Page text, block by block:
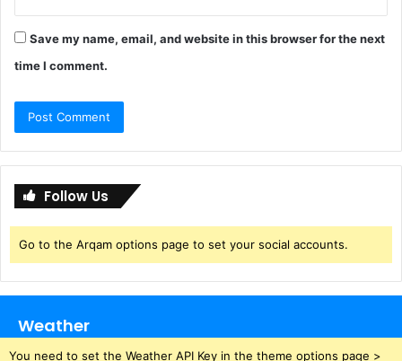
Save my name, email, and website in this browser for the next
time I comment.
Follow Us
Go to the Arqam options page to set your social accounts.
Weather
You need to set the Weather API Key in the theme options page >